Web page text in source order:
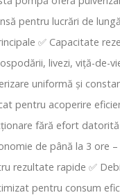
pentru lucrări de
✅ Capacitate
livezi, viță-de-
uniformă și
pentru acoperire
fără efort
de până la 3 ore
rezultate rapide ✅
pentru consum